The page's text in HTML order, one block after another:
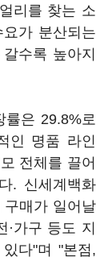
리를 찾는 소
가 분산되는
수록 높아지
률은 29.8%로
인 명품 라인
전체를 끌어
. 신세계백화
구매가 일어날
가구 등도 지
다"며 "본점,